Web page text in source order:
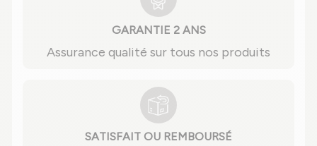
GARANTIE 2 ANS
Assurance qualité sur tous nos produits
SATISFAIT OU REMBOURSÉ